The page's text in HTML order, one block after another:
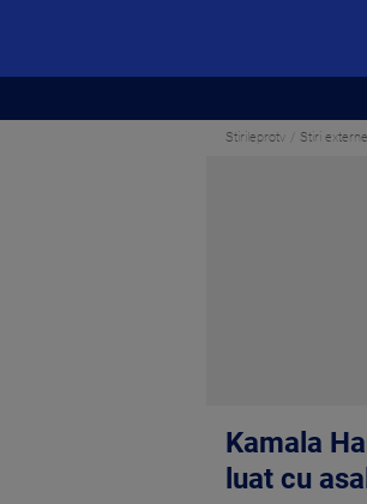
Stirileprotv Stiri externe
Kamala
luat cu